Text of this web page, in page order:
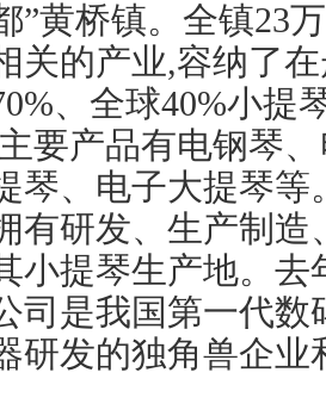
”黄桥镇。全镇23
关的产业,容纳了
、全球40%小提
要产品有电钢琴
琴、电子大提琴
有研发、生产制
小提琴生产地。去
司是我国第一代
研发的独角兽企